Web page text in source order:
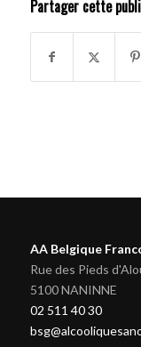
Partager cette
AA Belgique
Rue des Pieds
5100 NANINNE
02 511 40 30